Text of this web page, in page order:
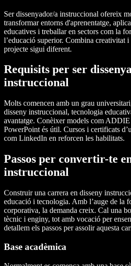
Ser dissenyador/a instruccional ofereix
transformar entorns d'aprenentatge,
educatives i treballar en sectors com la
l’educació superior. Combina creativitat
projecte sigui diferent.
Requisits per ser
instruccional
Molts comencen amb un grau
disseny instruccional, tecnologia
avantatge. Conèixer models com
PowerPoint és útil. Cursos i certificats
com LinkedIn en reforcen les habilitats.
Passos per convertir-te
instruccional
Construir una carrera en disseny
educació i tecnologia. Amb l’auge de la
corporativa, la demanda creix. Cal una
tècnic i enginy, tot amb vocació per
detallem els passos per assolir aquesta
Base acadèmica